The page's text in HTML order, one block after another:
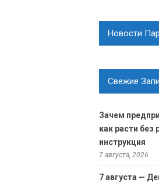
Новости
Свежие
Зачем
как расти без
инструкция
7 августа, 2026
7 августа —